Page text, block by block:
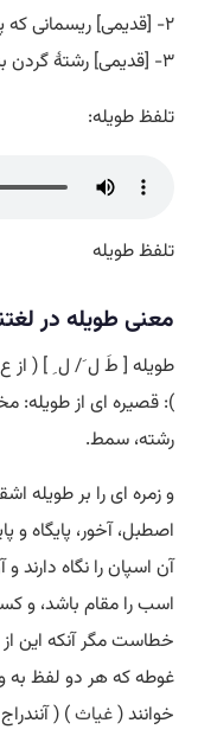
۲- [قدیمی] ریسمانی که پای چهارپایان را به آن می بستند
۳- [قدیمی] رشتۀ گردن بند.
تلفظ طویله:
تلفظ طویله
معنی طویله در
طویله [ طَ ل َ/ ل ِ ] ( از ع
): قصیره ای از طویله:
رشته، سمط.
و زمره ای را بر طویله
اصطبل، آخور، پایگاه و
آن اسپان را نگاه دارند و
اسب را مقام باشد، و
خطاست مگر آنکه این
غوطه که هر دو لفظ به
خوانند (غیاث) (